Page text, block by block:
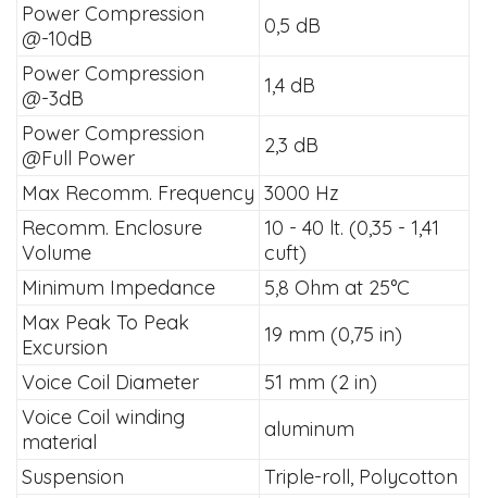
Power Compression
@-10dB
0,5 dB
Power Compression
@-3dB
1,4 dB
Power Compression
@Full Power
2,3 dB
Max Recomm. Frequency 3000 Hz
Recomm. Enclosure
Volume
10 - 40 lt. (0,35 - 1,41
cuft)
Minimum Impedance
5,8 Ohm at 25°C
Max Peak To Peak
Excursion
19 mm (0,75 in)
Voice Coil Diameter
51 mm (2 in)
Voice Coil winding
material
aluminum
Suspension
Triple-roll, Polycotton